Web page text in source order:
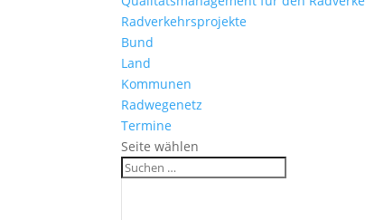
Radverkehrsprojekte
Bund
Land
Kommunen
Radwegenetz
Termine
Seite wählen